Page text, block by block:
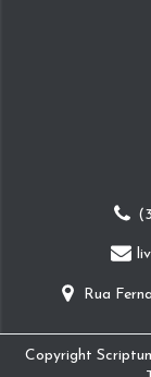
Rua
Copyright